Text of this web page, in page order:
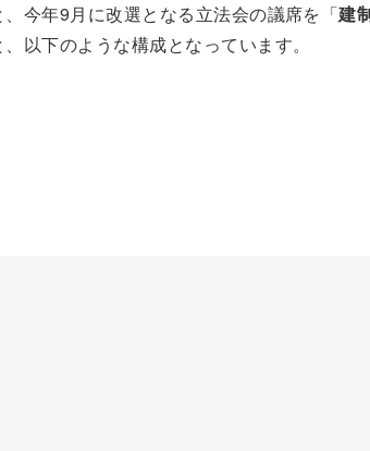
今年9月に改選となる立法会の議席を「建
以下のような構成となっています。